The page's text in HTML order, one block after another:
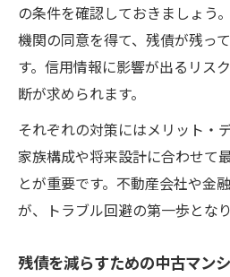
の条件を確認しておきましょう
機関の同意を得て、残債が残っ
す。信用情報に影響が出るリス
断が求められます。
それぞれの対策にはメリット・
家族構成や将来設計に合わせて
とが重要です。不動産会社や金
が、トラブル回避の第一歩となり
残債を減らすための中古マン